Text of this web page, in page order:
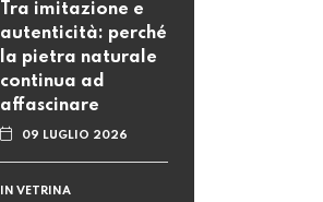
Tra imitazione e
autenticità: perché
la pietra naturale
continua ad
affascinare
09 LUGLIO 2026
IN VETRINA